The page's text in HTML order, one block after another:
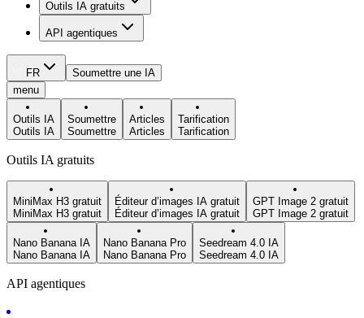
Outils IA gratuits
API agentiques
FR
Soumettre une IA
menu
Outils IA
Outils IA
Soumettre
Soumettre
Articles
Articles
Tarification
Tarification
Outils IA gratuits
MiniMax H3 gratuit
MiniMax H3 gratuit
Éditeur d’images IA gratuit
Éditeur d’images IA gratuit
GPT Image 2 gratuit
GPT Image 2 gratuit
Nano Banana IA
Nano Banana IA
Nano Banana Pro
Nano Banana Pro
Seedream 4.0 IA
Seedream 4.0 IA
API agentiques